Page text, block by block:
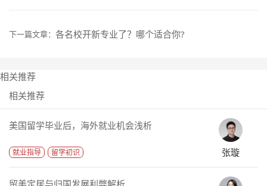
下一篇文章： 各名校开新专业了？哪个适合你?
相关推荐
相关推荐
美国留学毕业后，海外就业机会浅析
就业指导 留学初识 张璇
留美定居与归国发展利弊解析